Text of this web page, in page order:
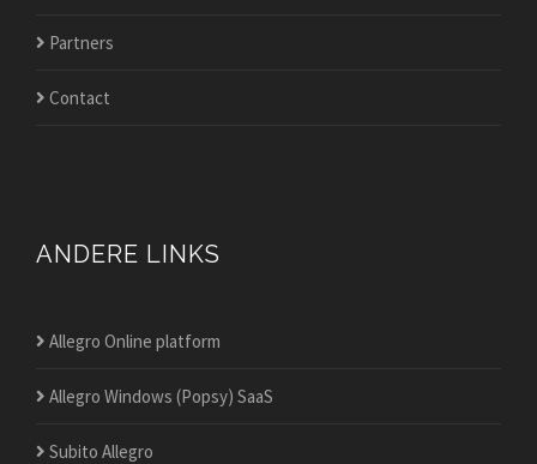
Partners
Contact
ANDERE LINKS
Allegro Online platform
Allegro Windows (Popsy) SaaS
Subito Allegro